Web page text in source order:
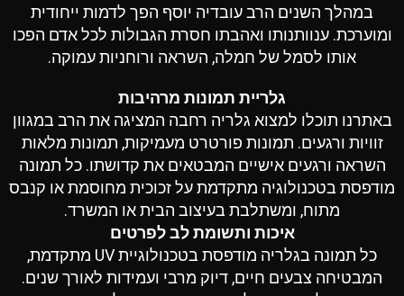
במהלך השנים הרב עובדיה יוסף הפך לדמות ייחודית
ומוערכת. ענוותנותו ואהבתו חסרת הגבולות לכל אדם הפכו
אותו לסמל של חמלה, השראה ורוחניות עמוקה.
גלריית תמונות מרהיבות
באתרנו תוכלו למצוא גלריה רחבה המציגה את הרב במגוון
זוויות ורגעים. תמונות פורטרט מעמיקות, תמונות מלאות
השראה ורגעים אישיים המבטאים את קדושתו. כל תמונה
מודפסת בטכנולוגיה מתקדמת על זכוכית מחוסמת או קנבס
מתוח, ומשתלבת בעיצוב הבית או המשרד.
איכות ותשומת לב לפרטים
כל תמונה בגלריה מודפסת בטכנולוגיית UV מתקדמת,
המבטיחה צבעים חיים, דיוק מרבי ועמידות לאורך שנים.